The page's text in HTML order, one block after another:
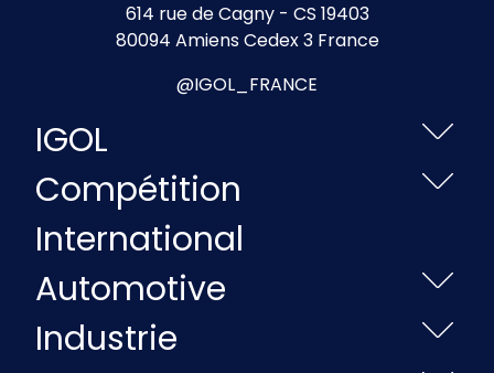
614 rue de Cagny - CS 19403
80094 Amiens Cedex 3 France
@IGOL_FRANCE
IGOL
Compétition
International
Automotive
Industrie